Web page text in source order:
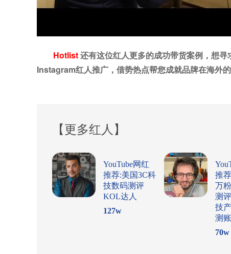
Hotlist还有这位红人更多的成功带货案例，想
Instagram红人推广， 借势热点帮您成就品牌在海外
【更多红人】
YouTube网红
推荐:美国3C科
技数码测评
KOL达人
127w
推
万
测
技
测
70w